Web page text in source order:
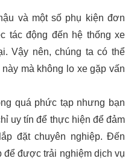
và một số phụ kiện đơn
tác động đến hệ thống xe
Vậy nên, chúng ta có thể
mà không lo xe gặp vấn
quá phức tạp nhưng bạn
uy tín để thực hiện để đảm
đặt chuyên nghiệp. Đến
để được trải nghiệm dịch vụ